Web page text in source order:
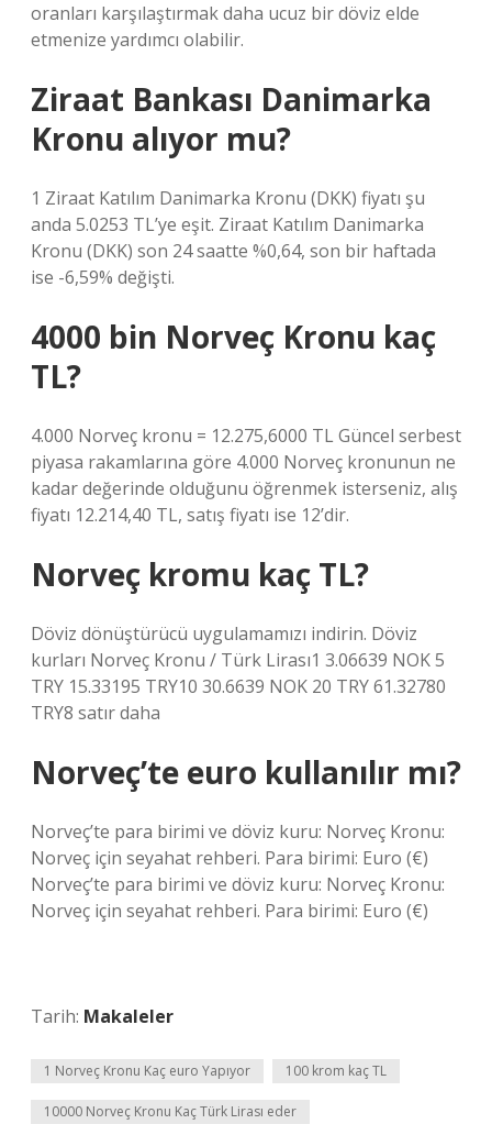
oranları karşılaştırmak daha ucuz bir döviz elde
etmenize yardımcı olabilir.
Ziraat Bankası Danimarka
Kronu alıyor mu?
1 Ziraat Katılım Danimarka Kronu (DKK) fiyatı şu
anda 5.0253 TL’ye eşit. Ziraat Katılım Danimarka
Kronu (DKK) son 24 saatte %0,64, son bir haftada
ise -6,59% değişti.
4000 bin Norveç Kronu kaç
TL?
4.000 Norveç kronu = 12.275,6000 TL Güncel serbest
piyasa rakamlarına göre 4.000 Norveç kronunun ne
kadar değerinde olduğunu öğrenmek isterseniz, alış
fiyatı 12.214,40 TL, satış fiyatı ise 12’dir.
Norveç kromu kaç TL?
Döviz dönüştürücü uygulamamızı indirin. Döviz
kurları Norveç Kronu / Türk Lirası1 3.06639 NOK 5
TRY 15.33195 TRY10 30.6639 NOK 20 TRY 61.32780
TRY8 satır daha
Norveç’te euro kullanılır mı?
Norveç’te para birimi ve döviz kuru: Norveç Kronu:
Norveç için seyahat rehberi. Para birimi: Euro (€)
Norveç’te para birimi ve döviz kuru: Norveç Kronu:
Norveç için seyahat rehberi. Para birimi: Euro (€)
Tarih: Makaleler
1 Norveç Kronu Kaç euro Yapıyor 100 krom kaç TL
10000 Norveç Kronu Kaç Türk Lirası eder